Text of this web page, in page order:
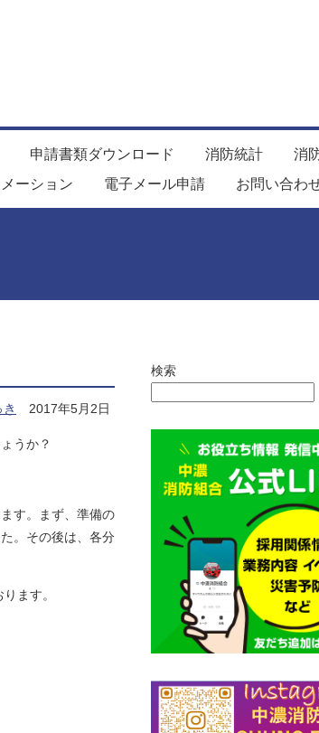
申請書類ダウンロード 消防統計
消
ーション 電子メール申請 お問い合わ
2017年5月2日
うか？
す。まず、準備の
。その後は、各分
ます。
検索